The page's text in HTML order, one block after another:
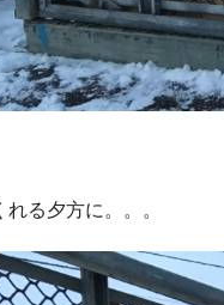
れる夕方に。。。